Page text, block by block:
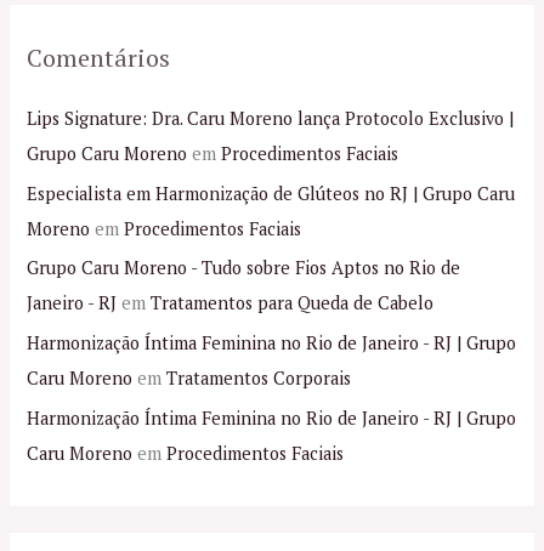
Comentários
Lips Signature: Dra. Caru Moreno lança Protocolo Exclusivo |
Grupo Caru Moreno emProcedimentos Faciais
Especialista em Harmonização de Glúteos no RJ | Grupo Caru
Moreno emProcedimentos Faciais
Grupo Caru Moreno - Tudo sobre Fios Aptos no Rio de
Janeiro - RJ emTratamentos para Queda de Cabelo
Harmonização Íntima Feminina no Rio de Janeiro - RJ | Grupo
Caru Moreno emTratamentos Corporais
Harmonização Íntima Feminina no Rio de Janeiro - RJ | Grupo
Caru Moreno emProcedimentos Faciais